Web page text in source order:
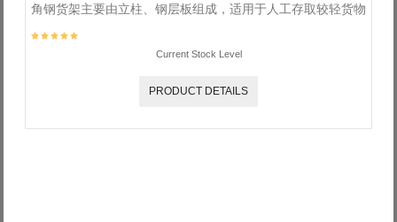
角钢货架主要由立柱、钢层板组成，适用于人工存取较轻货物
Current Stock Level
PRODUCT DETAILS